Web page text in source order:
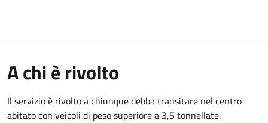
A chi è rivolto
Il servizio è rivolto a chiunque debba transitare nel centro
abitato con veicoli di peso superiore a 3,5 tonnellate.